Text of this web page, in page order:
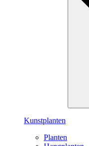
Kunstplanten
Planten